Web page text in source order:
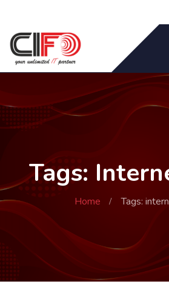
Tags:
Home Tags: